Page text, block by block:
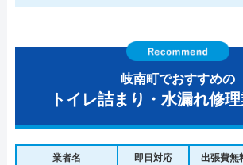
岐南町でおすすめの
トイレ詰まり・水漏れ修
業者名 即日対応 出張費無